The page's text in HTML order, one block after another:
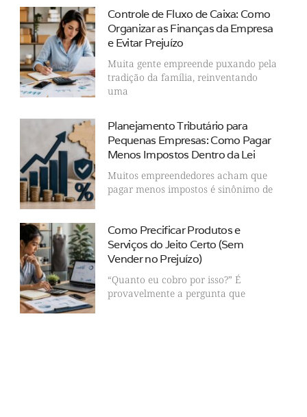
Controle de Fluxo de Caixa: Como
Organizar as Finanças da Empresa
e Evitar Prejuízo
Muita gente empreende puxando pela
tradição da família, reinventando
uma
Planejamento Tributário para
Pequenas Empresas: Como Pagar
Menos Impostos Dentro da Lei
Muitos empreendedores acham que
pagar menos impostos é sinônimo de
Como Precificar Produtos e
Serviços do Jeito Certo (Sem
Vender no Prejuízo)
“Quanto eu cobro por isso?” É
provavelmente a pergunta que